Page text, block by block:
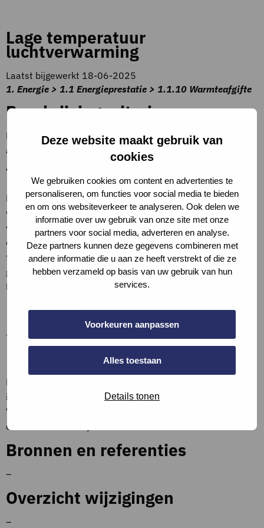
Deze website maakt gebruik van
cookies
We gebruiken cookies om content en advertenties te
personaliseren, om functies voor social media te bieden
en om ons websiteverkeer te analyseren. Ook delen we
informatie over uw gebruik van onze site met onze
partners voor social media, adverteren en analyse.
Deze partners kunnen deze gegevens combineren met
andere informatie die u aan ze heeft verstrekt of die ze
hebben verzameld op basis van uw gebruik van hun
services.
Voorkeuren aanpassen
Alles toestaan
Details tonen
Lage temperatuur
luchtverwarming
Laatst bijgewerkt 18-06-2025
1. Energie > 1.1 Energieprestatie > 1.1.10 Warmteafgifte
Beschrijving criteria
Met inductie of air socks. LT luchtverwarming werkt met
aanvoerlucht op een temperatuur van 45/25°C.
Toelichting op criteria
LT luchtverwarming is ontworpen voor gebouwen met lage
warmtebehoefte en om te werken met lage temperatuur
warmtebronnen zoals warmtepompen, zonneboilers, of
condensatieketels die efficiënter zijn bij lagere
temperaturen. Vanwege de LT van de lucht vereist het een
grotere luchtverdelingsopstelling dus grotere kanalen dan
HT luchtverwarming.
Definities
–
Maak een foto tijdens de opname van het
installatiesysteem of als bewijslast een aankoopfactuur.
Voeg deze bij de bijlages bij de vraag of een apart
document en verwijs hierna.
Bronnen en referenties
–
Overzicht wijzigingen
–